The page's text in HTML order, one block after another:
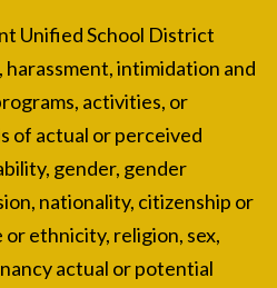
Unified School District
intimidation and
activities, or
of actual or perceived
gender, gender
nationality, citizenship or
ethnicity, religion, sex,
actual or potential